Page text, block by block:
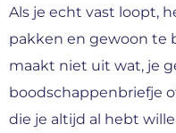
Als je echt vast loopt,
pakken en gewoon te
maakt niet uit wat, je
boodschappenbriefje
die je altijd al hebt